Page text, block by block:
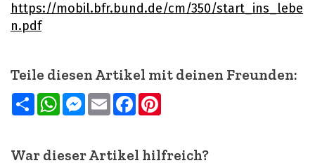
https://mobil.bfr.bund.de/cm/350/start_ins_lebe
n.pdf
Teile diesen Artikel mit deinen Freunden:
TeilenWhatsAppMessenger
Email Facebook
War dieser Artikel hilfreich?